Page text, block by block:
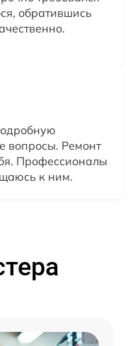
обратившись
вопросы. Ремонт
Профессионалы
к ним.